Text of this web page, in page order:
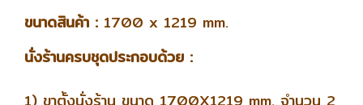
ขนาดสินค้า : 1700 x 1219 mm.
นั่งร้านครบชุดประกอบด้วย :